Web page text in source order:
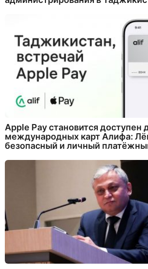
Apple Pay становится доступен
международных карт Алифа:
безопасный и личный